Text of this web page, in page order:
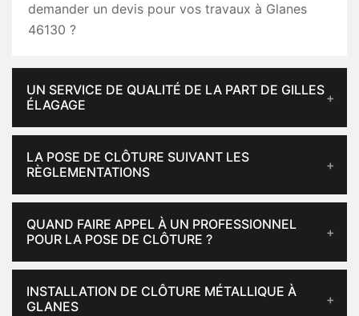
demander un devis pour vos travaux à Glanes
46130 ?
UN SERVICE DE QUALITÉ DE LA PART DE GILLES
ÉLAGAGE
LA POSE DE CLÔTURE SUIVANT LES
RÈGLEMENTATIONS
QUAND FAIRE APPEL À UN PROFESSIONNEL
POUR LA POSE DE CLÔTURE ?
INSTALLATION DE CLÔTURE MÉTALLIQUE À
GLANES